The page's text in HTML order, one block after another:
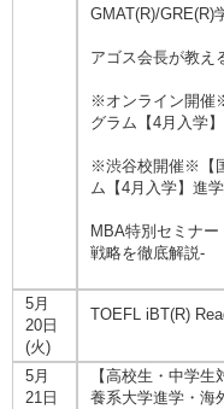
GMAT(R)/GRE(R)
アゴス会長が教え
※オンライン開催
グラム【4月入学
※渋谷校開催※【
ム【4月入学】進
MBA特別セミナ
戦略を徹底解説-
5月
20日
(火)
TOEFL iBT(R)
5月
21日
【高校生・中学
養系大学進学・海